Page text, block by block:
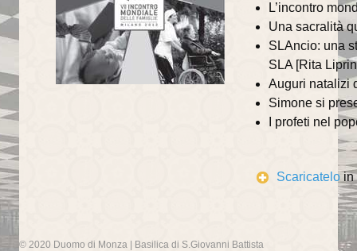
L’incontro
Una sacralità
SLAncio: una
SLA [Rita
Auguri natalizi
Simone si
I profeti nel
Scaricateloin
© 2020 Duomo di Monza | Basilica di S.Giovanni Battista